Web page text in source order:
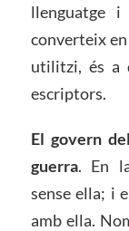
llenguatge
converteix
utilitzi, és a
escriptors.
El govern
guerra. En
sense ella; i
amb ella.